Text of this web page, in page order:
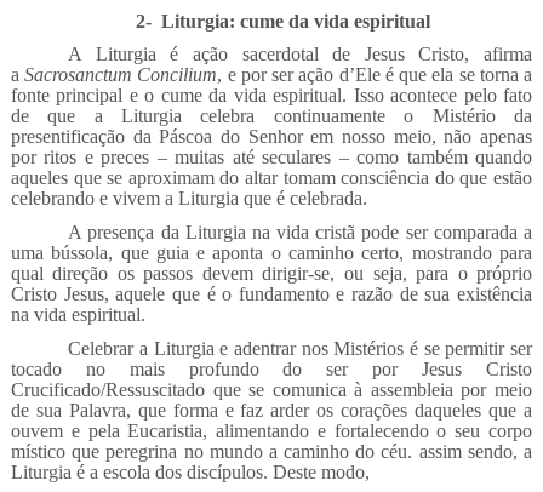
2- Liturgia: cume da vida espiritual
A Liturgia é ação sacerdotal de Jesus Cristo, afirma
aSacrosanctum Concilium, e por ser ação d’Ele é que ela se torna a
fonte principal e o cume da vida espiritual. Isso acontece pelo fato
de que a Liturgia celebra continuamente o Mistério da
presentificação da Páscoa do Senhor em nosso meio, não apenas
por ritos e preces – muitas até seculares – como também quando
aqueles que se aproximam do altar tomam consciência do que estão
celebrando e vivem a Liturgia que é celebrada.
A presença da Liturgia na vida cristã pode ser comparada a
uma bússola, que guia e aponta o caminho certo, mostrando para
qual direção os passos devem dirigir-se, ou seja, para o próprio
Cristo Jesus, aquele que é o fundamento e razão de sua existência
na vida espiritual.
Celebrar a Liturgia e adentrar nos Mistérios é se permitir ser
tocado no mais profundo do ser por Jesus Cristo
Crucificado/Ressuscitado que se comunica à assembleia por meio
de sua Palavra, que forma e faz arder os corações daqueles que a
ouvem e pela Eucaristia, alimentando e fortalecendo o seu corpo
místico que peregrina no mundo a caminho do céu. assim sendo, a
Liturgia é a escola dos discípulos. Deste modo,